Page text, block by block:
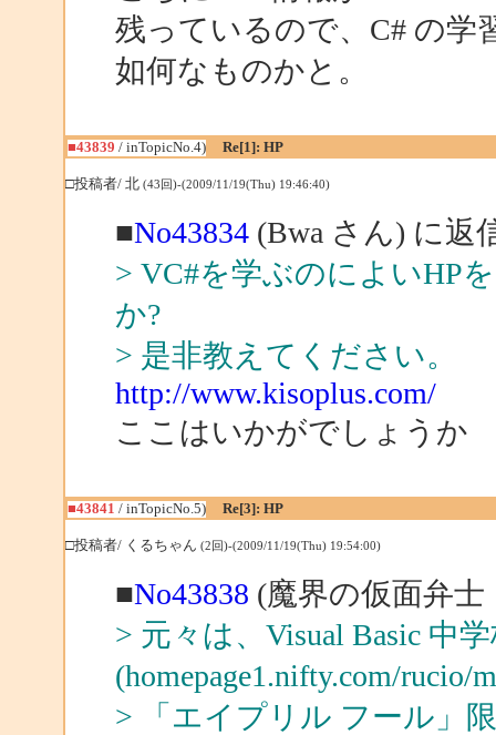
残っているので、C# の学
如何なものかと。
■43839 / inTopicNo.4) Re[1]: HP
□投稿者/ 北 (43回)-(2009/11/19(Thu) 19:46:40)
■No43834(Bwa さん) に返
> VC#を学ぶのによいHP
か?
> 是非教えてください。
http://www.kisoplus.com/
ここはいかがでしょうか
■43841 / inTopicNo.5) Re[3]: HP
□投稿者/ くるちゃん (2回)-(2009/11/19(Thu) 19:54:00)
■No43838 (魔界の仮面弁
> 元々は、Visual Basic 中
(homepage1.nifty.com/rucio/
> 「エイプリル フール」